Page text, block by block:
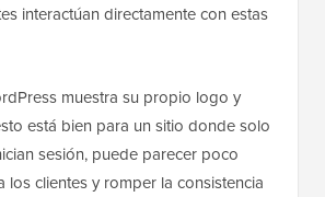
interactúan directamente con estas
muestra su propio logo y
está bien para un sitio donde solo
sesión, puede parecer poco
los clientes y romper la consistencia